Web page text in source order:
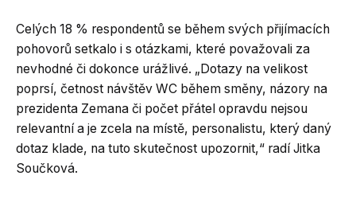
Celých 18 % respondentů se během svých přijímacích
pohovorů setkalo i s otázkami, které považovali za
nevhodné či dokonce urážlivé. „Dotazy na velikost
poprsí, četnost návštěv WC během směny, názory na
prezidenta Zemana či počet přátel opravdu nejsou
relevantní a je zcela na místě, personalistu, který daný
dotaz klade, na tuto skutečnost upozornit,“ radí Jitka
Součková.